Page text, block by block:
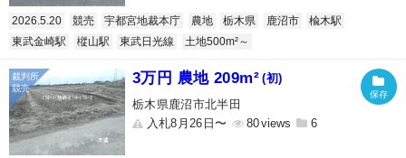
2026.5.20 競売 宇都宮地裁本庁 農地 栃木県 鹿沼市
楡木駅
東武金崎駅
樅山駅 東武日光線 土地500m²～
3万円 農地 209m² (初)
栃木県鹿沼市北半田
入札8月26日〜
80 6